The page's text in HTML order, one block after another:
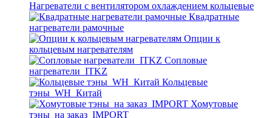
Нагреватели с вентилятором охлаждением кольцевые
Квадратные
нагреватели рамочные
Опции к
кольцевым нагревателям
Cопловые
нагреватели_ITKZ
Кольцевые
тэны_WH_Китай
Хомутовые
тэны_на заказ_IMPORT